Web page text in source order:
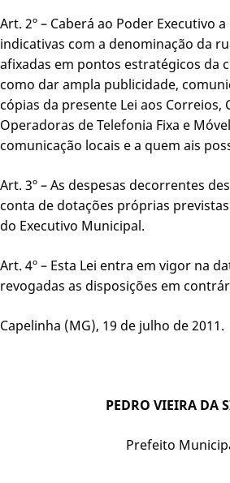
Art. 2º – Caberá ao Poder Executivo
indicativas com a denominação da
afixadas em pontos estratégicos da
como dar ampla publicidade,
cópias da presente Lei aos Correios,
Operadoras de Telefonia Fixa e
comunicação locais e a quem ais
Art. 3º – As despesas decorrentes
conta de dotações próprias
do Executivo Municipal.
Art. 4º – Esta Lei entra em vigor na
revogadas as disposições em
Capelinha (MG), 19 de julho de 2011.
PEDRO VIEIRA DA
Prefeito